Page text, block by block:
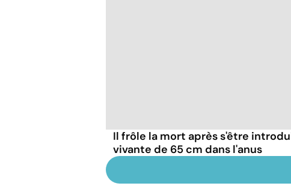
Il frôle la mort après s'être
vivante de 65 cm dans l'anus